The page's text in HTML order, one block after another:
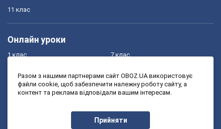
11 клас
Онлайн уроки
1 клас
3 клас
7 клас
9 клас
Разом з нашими партнерами сайт OBOZ.UA використовує
файли cookie, щоб забезпечити належну роботу сайту, а
контент та реклама відповідали вашим інтересам.
Прийняти